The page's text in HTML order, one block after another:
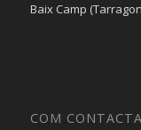
Baix Camp
COM